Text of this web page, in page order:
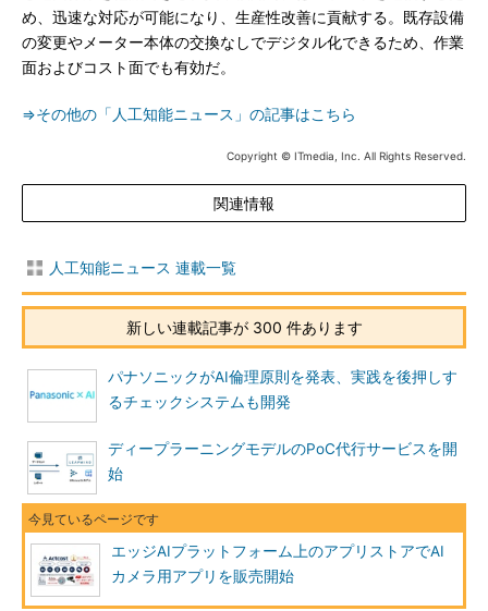
め、迅速な対応が可能になり、生産性改善に貢献する。既存設備
の変更やメーター本体の交換なしでデジタル化できるため、作業
面およびコスト面でも有効だ。
⇒その他の「人工知能ニュース」の記事はこちら
Copyright © ITmedia, Inc. All Rights Reserved.
関連情報
人工知能ニュース 連載一覧
新しい連載記事が 300 件あります
パナソニックがAI倫理原則を発表、実践を後押しす
るチェックシステムも開発
ディープラーニングモデルのPoC代行サービスを開
始
エッジAIプラットフォーム上のアプリストアでAI
カメラ用アプリを販売開始